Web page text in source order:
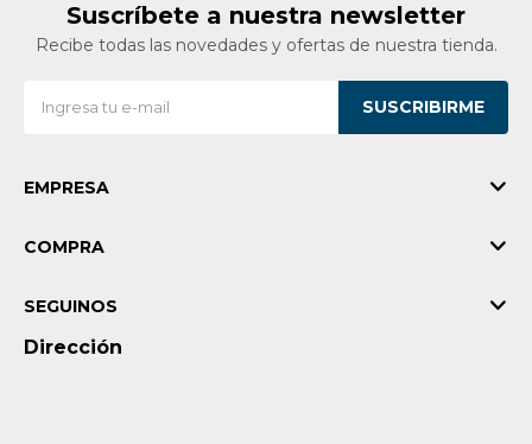
Suscríbete a nuestra newsletter
Recibe todas las novedades y ofertas de nuestra tienda.
SUSCRIBIRME
EMPRESA
COMPRA
Dirección
SEGUINOS